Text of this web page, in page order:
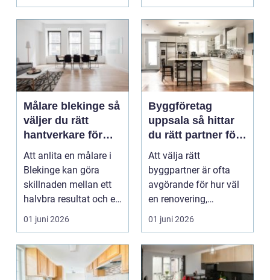
Målare blekinge så
väljer du rätt
hantverkare för
ditt projekt
Att anlita en målare i
Blekinge kan göra
skillnaden mellan ett
halvbra resultat och ett
hem eller en...
01 juni 2026
Byggföretag
uppsala så hittar
du rätt partner för
renovering och
ombyggnad
Att välja rätt
byggpartner är ofta
avgörande för hur väl
en renovering,
ombyggnad eller
tillbyggnad ...
01 juni 2026